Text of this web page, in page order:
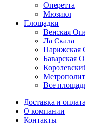
Оперетта
Мюзикл
Площадки
Венская
Ла Скала
Парижская
Баварская
Все
Доставка и оплата
О компании
Контакты